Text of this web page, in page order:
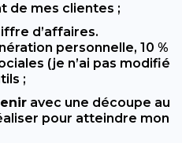
de mes clientes ;
d’affaires.
personnelle, 10 %
(je n’ai pas modifié
;
avec une découpe au
pour atteindre mon